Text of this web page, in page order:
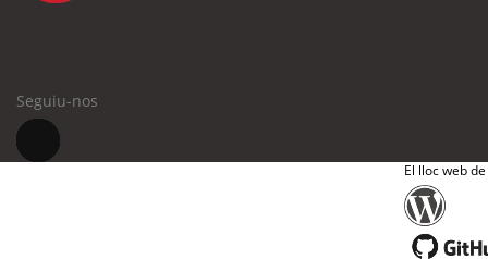
Seguiu-nos
El lloc web